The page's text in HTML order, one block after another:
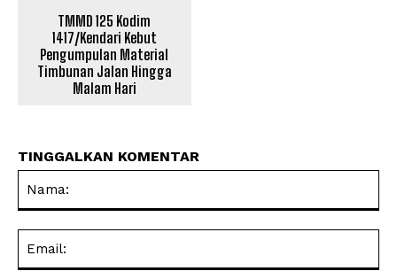
TMMD 125 Kodim
1417/Kendari Kebut
Pengumpulan Material
Timbunan Jalan Hingga
Malam Hari
TINGGALKAN KOMENTAR